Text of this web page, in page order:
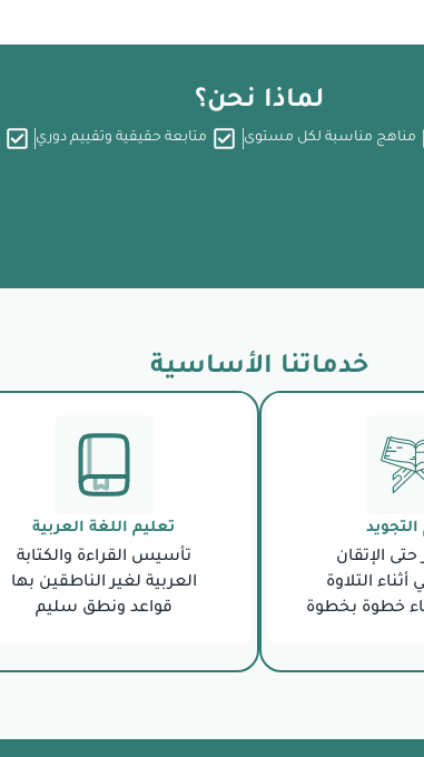
لماذا نحن؟
مناهج مناسبة لكل مستوى متابعة حقيقية وتقييم دوري
خدماتنا الأساسية
الإتقان
التلاوة
خطوة بخطوة
تعليم اللغة العربية
تأسيس القراءة والكتابة
العربية لغير الناطقين بها
قواعد ونطق سليم